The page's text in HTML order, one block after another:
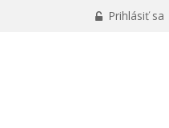
Prihlásiť sa